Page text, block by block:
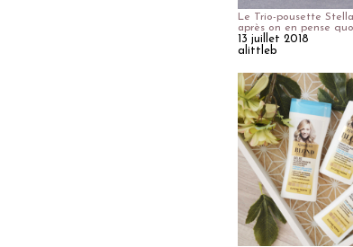
Le Trio-pousette
après on en pense
13 juillet 2018
alittleb